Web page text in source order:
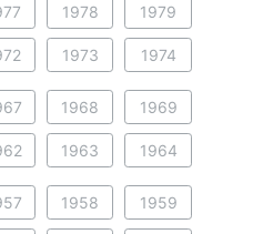
1978 1979
1973 1974
1968 1969
1963 1964
1958 1959